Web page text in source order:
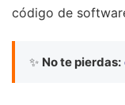
código de
✨ No te pierdas: